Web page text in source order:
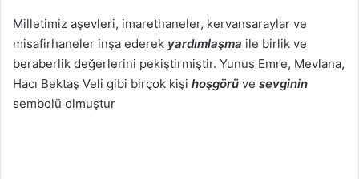
Milletimiz aşevleri, imarethaneler, kervansaraylar ve
misafirhaneler inşa ederek yardımlaşma ile birlik ve
beraberlik değerlerini pekiştirmiştir. Yunus Emre, Mevlana,
Hacı Bektaş Veli gibi birçok kişi hoşgörü ve sevginin
sembolü olmuştur